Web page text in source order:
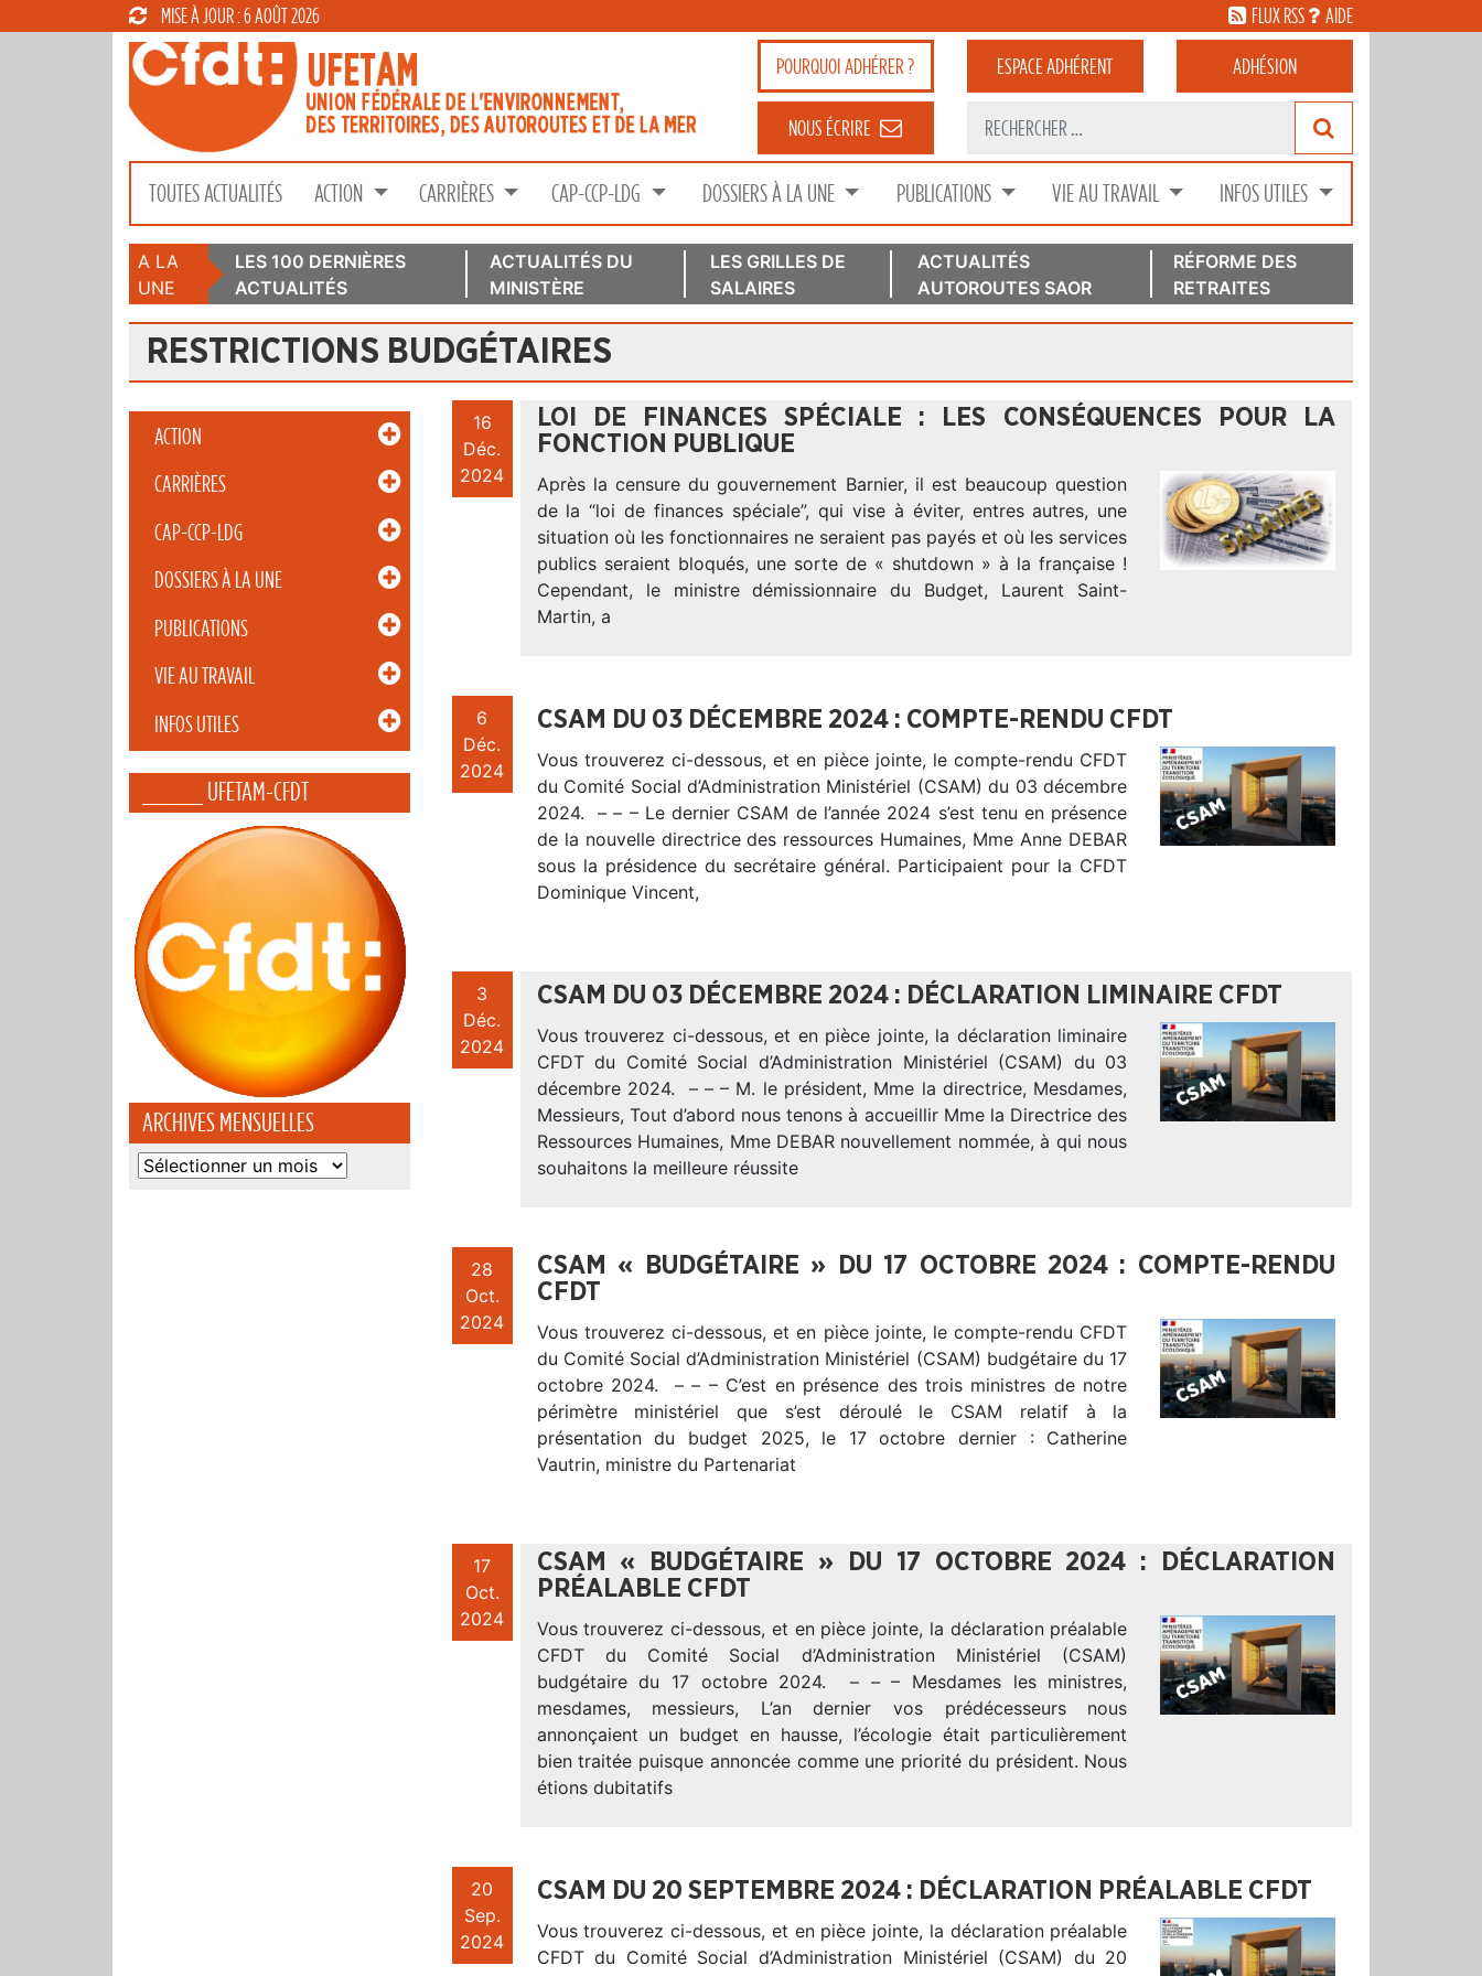
MISE À JOUR : 6 AOÛT 2026 FLUX RSS AIDE
POURQUOIADHÉRER ? ESPACEADHÉRENT ADHÉSION
NOUS ÉCRIRE
TOUTES ACTUALITÉS ACTION CARRIÈRES CAP-CCP-LDG DOSSIERS À LA UNE PUBLICATIONS VIE AU TRAVAIL INFOS UTILES
A LA
UNE
LES 100 DERNIÈRES
ACTUALITÉS
ACTUALITÉS DU
MINISTÈRE
LES GRILLES DE
SALAIRES
ACTUALITÉS
AUTOROUTES SAOR
RÉFORME DES
RETRAITES
RESTRICTIONS BUDGÉTAIRES
ACTION
CARRIÈRES
CAP-CCP-LDG
DOSSIERS À LA UNE
PUBLICATIONS
VIE AU TRAVAIL
INFOS UTILES
_____ UFETAM-CFDT
ARCHIVES MENSUELLES
Archives
16
Déc.
2024
LOI DE FINANCES SPÉCIALE : LES CONSÉQUENCES POUR LA
FONCTION PUBLIQUE
Après la censure du gouvernement Barnier, il est beaucoup question
de la “loi de finances spéciale”, qui vise à éviter, entres autres, une
situation où les fonctionnaires ne seraient pas payés et où les services
publics seraient bloqués, une sorte de « shutdown » à la française !
Cependant, le ministre démissionnaire du Budget, Laurent Saint-
Martin, a
6
Déc.
2024
CSAM DU 03 DÉCEMBRE 2024 : COMPTE-RENDU CFDT
Vous trouverez ci-dessous, et en pièce jointe, le compte-rendu CFDT
du Comité Social d’Administration Ministériel (CSAM) du 03 décembre
2024. – – – Le dernier CSAM de l’année 2024 s’est tenu en présence
de la nouvelle directrice des ressources Humaines, Mme Anne DEBAR
sous la présidence du secrétaire général. Participaient pour la CFDT
Dominique Vincent,
3
Déc.
2024
CSAM DU 03 DÉCEMBRE 2024 : DÉCLARATION LIMINAIRE CFDT
Vous trouverez ci-dessous, et en pièce jointe, la déclaration liminaire
CFDT du Comité Social d’Administration Ministériel (CSAM) du 03
décembre 2024. – – – M. le président, Mme la directrice, Mesdames,
Messieurs, Tout d’abord nous tenons à accueillir Mme la Directrice des
Ressources Humaines, Mme DEBAR nouvellement nommée, à qui nous
souhaitons la meilleure réussite
28
Oct.
2024
CSAM « BUDGÉTAIRE » DU 17 OCTOBRE 2024 : COMPTE-RENDU
CFDT
Vous trouverez ci-dessous, et en pièce jointe, le compte-rendu CFDT
du Comité Social d’Administration Ministériel (CSAM) budgétaire du 17
octobre 2024. – – – C’est en présence des trois ministres de notre
périmètre ministériel que s’est déroulé le CSAM relatif à la
présentation du budget 2025, le 17 octobre dernier : Catherine
Vautrin, ministre du Partenariat
17
Oct.
2024
CSAM « BUDGÉTAIRE » DU 17 OCTOBRE 2024 : DÉCLARATION
PRÉALABLE CFDT
Vous trouverez ci-dessous, et en pièce jointe, la déclaration préalable
CFDT du Comité Social d’Administration Ministériel (CSAM)
budgétaire du 17 octobre 2024. – – – Mesdames les ministres,
mesdames, messieurs, L’an dernier vos prédécesseurs nous
annonçaient un budget en hausse, l’écologie était particulièrement
bien traitée puisque annoncée comme une priorité du président. Nous
étions dubitatifs
20
Sep.
2024
CSAM DU 20 SEPTEMBRE 2024 : DÉCLARATION PRÉALABLE CFDT
Vous trouverez ci-dessous, et en pièce jointe, la déclaration préalable
CFDT du Comité Social d’Administration Ministériel (CSAM) du 20